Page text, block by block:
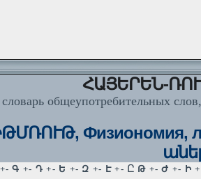
ՀԱՅԵՐԵՆ-
словарь общеупотребительных
Физиономия,